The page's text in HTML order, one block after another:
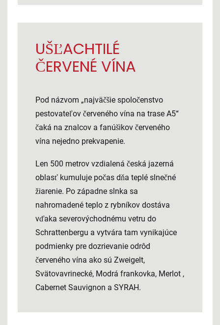
UŠĽACHTILÉ
ČERVENÉ VÍNA
Pod názvom „najväčšie spoločenstvo
pestovateľov červeného vína na trase A5“
čaká na znalcov a fanúšikov červeného
vína nejedno prekvapenie.
Len 500 metrov vzdialená česká jazerná
oblasť kumuluje počas dňa teplé slnečné
žiarenie. Po západne slnka sa
nahromadené teplo z rybníkov dostáva
vďaka severovýchodnému vetru do
Schrattenbergu a vytvára tam vynikajúce
podmienky pre dozrievanie odrôd
červeného vína ako sú Zweigelt,
Svätovavrinecké, Modrá frankovka, Merlot ,
Cabernet Sauvignon a SYRAH.